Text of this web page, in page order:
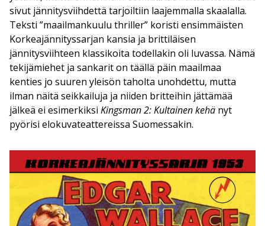
sivut jännitysviihdettä tarjoiltiin laajemmalla skaalalla.
Teksti ”maailmankuulu thriller” koristi ensimmäisten
Korkeajännityssarjan kansia ja brittiläisen
jännitysviihteen klassikoita todellakin oli luvassa. Nämä
tekijämiehet ja sankarit on täällä päin maailmaa
kenties jo suuren yleisön taholta unohdettu, mutta
ilman näitä seikkailuja ja niiden britteihin jättämää
jälkeä ei esimerkiksi Kingsman 2: Kultainen kehä nyt
pyörisi elokuvateattereissa Suomessakin.